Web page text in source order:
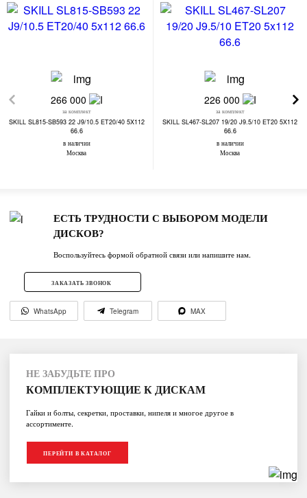
266 000
за комплект
SKILL SL815-SB593 22 J9/10.5 ET20/40 5X112
66.6
в наличии
Москва
226 000
за комплект
SKILL SL467-SL207 19/20 J9.5/10 ET20 5X112
66.6
в наличии
Москва
ЕСТЬ ТРУДНОСТИ С ВЫБОРОМ МОДЕЛИ
ДИСКОВ?
Воспользуйтесь формой обратной связи или напишите нам.
ЗАКАЗАТЬ ЗВОНОК
WhatsApp Telegram MAX
НЕ ЗАБУДЬТЕ ПРО
КОМПЛЕКТУЮЩИЕ К ДИСКАМ
Гайки и болты, секретки, проставки, нипеля и многое другое в
ассортименте.
ПЕРЕЙТИ В КАТАЛОГ